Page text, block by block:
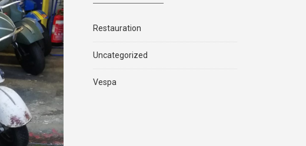
Restauration
Uncategorized
Vespa